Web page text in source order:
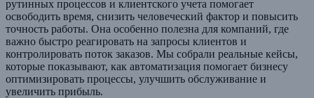
рутинных процессов и клиентского учета помогает
освободить время, снизить человеческий фактор и повысить
точность работы. Она особенно полезна для компаний, где
важно быстро реагировать на запросы клиентов и
контролировать поток заказов. Мы собрали реальные кейсы,
которые показывают, как автоматизация помогает бизнесу
оптимизировать процессы, улучшить обслуживание и
увеличить прибыль.